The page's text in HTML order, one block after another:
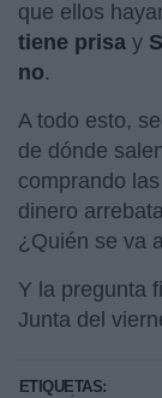
que ellos
tiene prisa y
no.
A todo esto,
de dónde
comprando
dinero
¿Quién se va
Y la pregunta
Junta del
ETIQUETAS: